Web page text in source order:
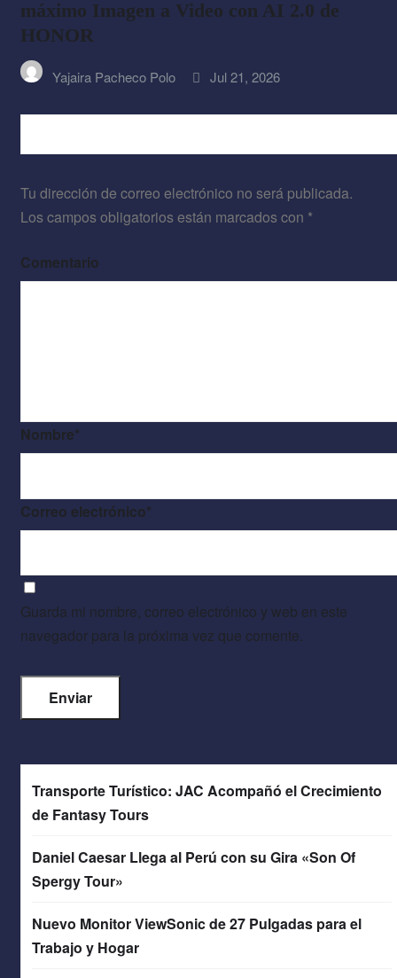
máximo Imagen a Video con AI 2.0 de
HONOR
Yajaira Pacheco Polo Jul 21, 2026
Tu dirección de correo electrónico no será publicada.
Los campos obligatorios están marcados con *
Comentario
Nombre*
Correo electrónico*
Guarda mi nombre, correo electrónico y web en este
navegador para la próxima vez que comente.
Transporte Turístico: JAC Acompañó el Crecimiento
de Fantasy Tours
Daniel Caesar Llega al Perú con su Gira «Son Of
Spergy Tour»
Nuevo Monitor ViewSonic de 27 Pulgadas para el
Trabajo y Hogar